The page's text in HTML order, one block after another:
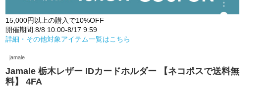
15,000円以上の購入で10%OFF
開催期間:8/8 10:00-8/17 9:59
詳細・その他対象アイテム一覧はこちら
jamale
Jamale 栃木レザー IDカードホルダー 【ネコポスで送料無
料】 4FA